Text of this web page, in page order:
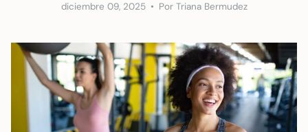
diciembre 09, 2025 Por Triana Bermudez